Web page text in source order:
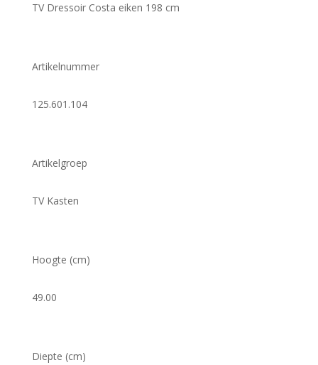
TV Dressoir Costa eiken 198 cm
Artikelnummer
125.601.104
Artikelgroep
TV Kasten
Hoogte (cm)
49.00
Diepte (cm)